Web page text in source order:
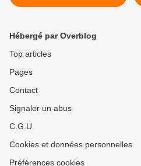
Sappey ce dimanche
Hébergé par Overblog
Top articles
Pages
Contact
Signaler un abus
C.G.U.
Cookies et données personnelles
Préférences cookies